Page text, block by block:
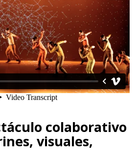
colaborativo
visuales,